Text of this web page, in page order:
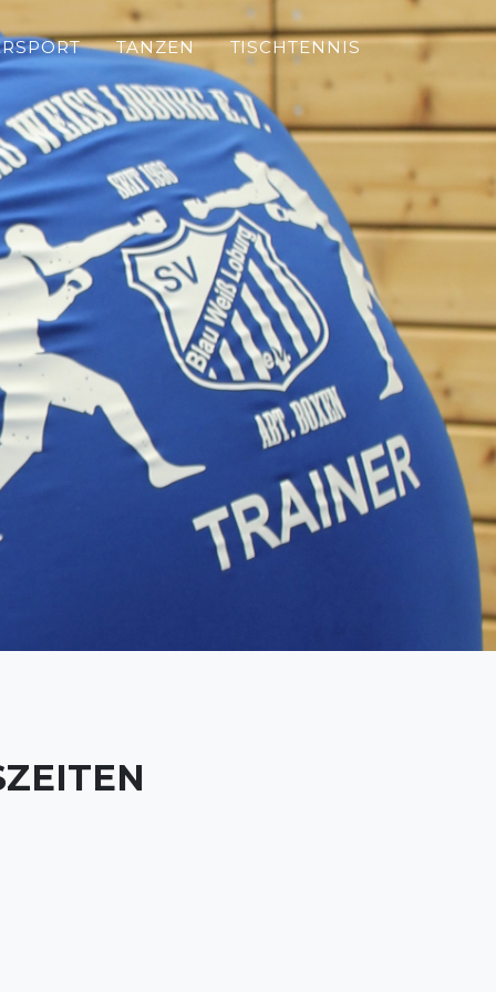
TANZEN TISCHTENNIS